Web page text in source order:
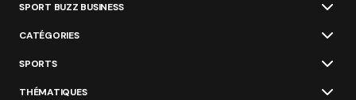
SPORT BUZZ BUSINESS
CATÉGORIES
SPORTS
THÉMATIQUES